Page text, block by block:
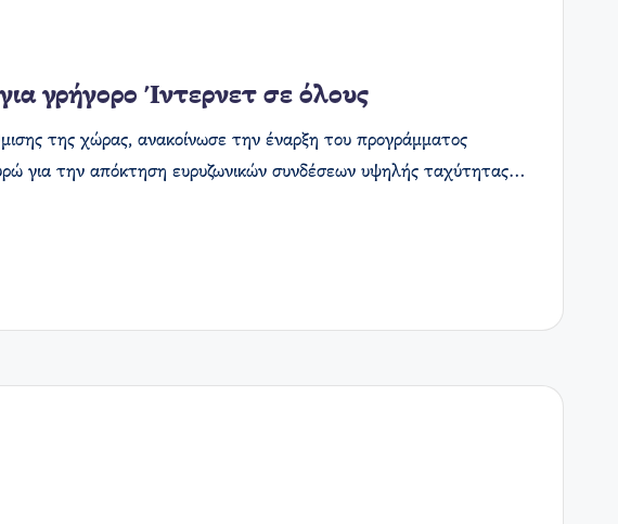
γρήγορο Ίντερνετ σε όλους
της χώρας, ανακοίνωσε την έναρξη του προγράμματος
για την απόκτηση ευρυζωνικών συνδέσεων υψηλής ταχύτητας…